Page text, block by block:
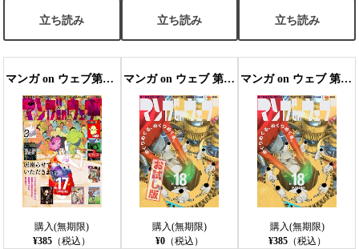
立ち読み 立ち読み 立ち読み
マンガ on ウェブ第17号
購入(無期限)
¥385 （税込）
マンガ on ウェブ 第18号 無料お試し版
購入(無期限)
¥0（税込）
マンガ on ウェブ 第18号
購入(無期限)
¥385（税込）